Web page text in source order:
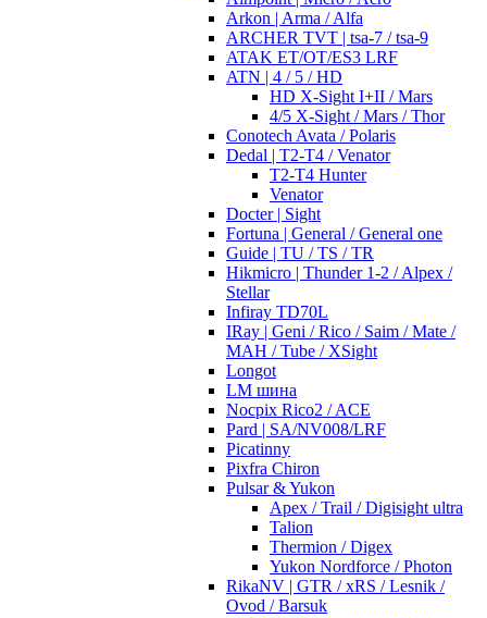
Arkon | Arma / Alfa
ARCHER TVT | tsa-7 / tsa-9
ATAK ET/OT/ES3 LRF
ATN | 4 / 5 / HD
HD X-Sight I+II / Mars
4/5 X-Sight / Mars / Thor
Conotech Avata / Polaris
Dedal | T2-T4 / Venator
T2-T4 Hunter
Venator
Docter | Sight
Fortuna | General / General one
Guide | TU / TS / TR
Hikmicro | Thunder 1-2 / Alpex /
Stellar
Infiray TD70L
IRay | Geni / Rico / Saim / Mate /
MAH / Tube / XSight
Longot
LM шина
Nocpix Rico2 / ACE
Pard | SA/NV008/LRF
Picatinny
Pixfra Chiron
Pulsar & Yukon
Apex / Trail / Digisight ultra
Talion
Thermion / Digex
Yukon Nordforce / Photon
RikaNV | GTR / xRS / Lesnik /
Ovod / Barsuk